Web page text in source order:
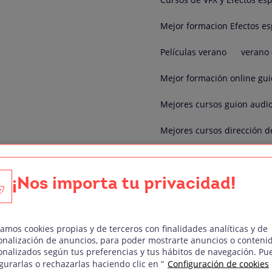
Mejor formacion Efectos
Películas verano verano
Mejor formación online
Mejores cursos guion
Mejores cursos dirección
Curso Motion Graphics
Master en sonido y acústica
Formación online dirección
Mejor formación actor de
¡Nos importa tu privacidad!
cookies propias y de terceros con finalidades analíticas y de
de anuncios, para poder mostrarte anuncios o
según tus preferencias y tus hábitos de navegación.
o rechazarlas haciendo clic en “ Configuración de cookies